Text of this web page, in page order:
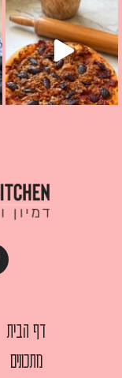
דף הבית
מתכונים